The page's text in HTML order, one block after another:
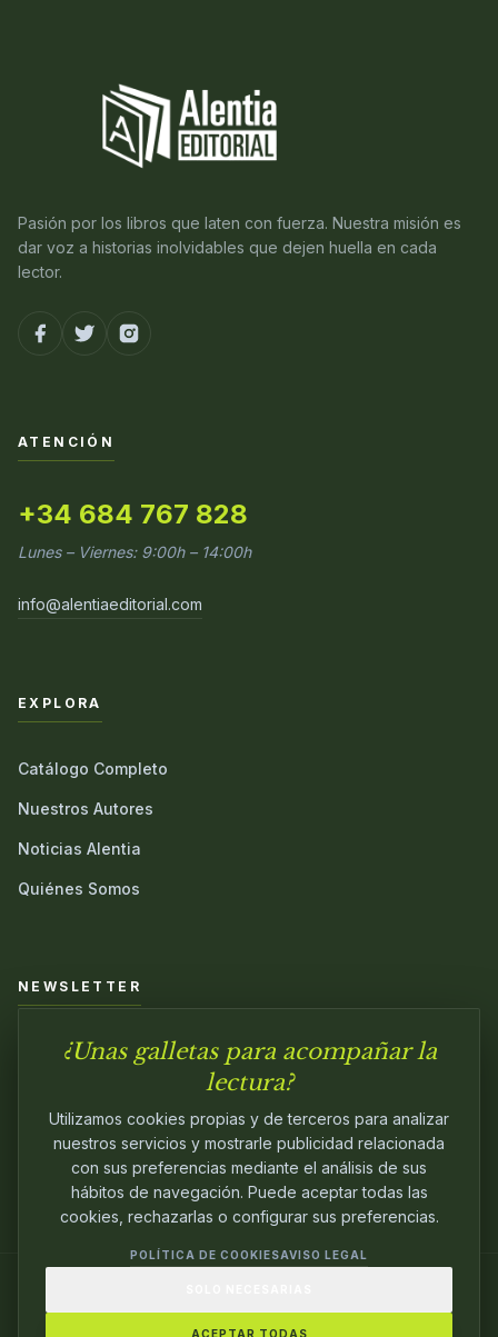
Pasión por los libros que laten con fuerza. Nuestra misión es
dar voz a historias inolvidables que dejen huella en cada
lector.
ATENCIÓN
+34 684 767 828
Lunes – Viernes: 9:00h – 14:00h
info@alentiaeditorial.com
EXPLORA
Catálogo Completo
Nuestros Autores
Noticias Alentia
Quiénes Somos
NEWSLETTER
Únete a nuestra comunidad y sé el primero en conocer las
PASIÓN.
¿Unas galletas para acompañar la
lectura?
Utilizamos cookies propias y de terceros para analizar
nuestros servicios y mostrarle publicidad relacionada
con sus preferencias mediante el análisis de sus
hábitos de navegación. Puede aceptar todas las
cookies, rechazarlas o configurar sus preferencias.
POLÍTICA DE COOKIESAVISO LEGAL
ACEPTAR TODAS